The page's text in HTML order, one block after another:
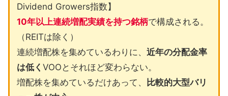
Dividend Growers指数】
10年以上連続増配実績を持つ銘柄で構成される。
（REITは除く）
連続増配株を集めているわりに、 近年の分配金率
は低く VOOとそれほど変わらない。
増配株を集めているだけあって、
比較的大型バリ